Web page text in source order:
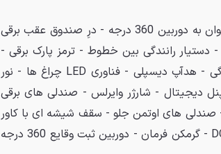
از مهم‌ترین امکانات رفاهی و ایمنی این خودرو می‌توان به دوربین 360 درجه - درِ صندوق عقب برقی
دستیار رانندگی بین خطوط - ترمز پارک برقی -
اتوهلد - اسپیکر بیرون خودرو - تنظیم حالت رانندگی - هدآپ دیسپلی - فناوری LED چراغ ها - نور
دیجیتال - شارژر وایرلس - صندلی های برقی
صندلی های اوتمن جلو - سقف شیشه ای با کاور
برقی - اتوپارک - رادار نقطه کور - درگاه شارژ AC و DC - گرمکن فرمان - دوربین ثبت وقایع 360 درجه